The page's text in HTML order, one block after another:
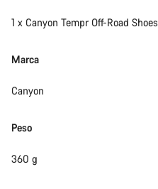
1 x Canyon Tempr Off-Road Shoes
Marca
Canyon
Peso
360 g